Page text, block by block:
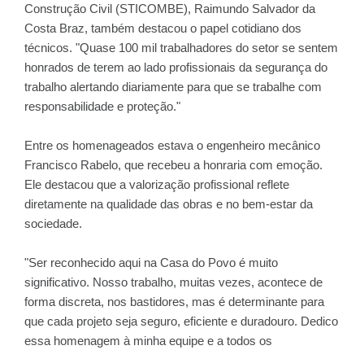
Construção Civil (STICOMBE), Raimundo Salvador da
Costa Braz, também destacou o papel cotidiano dos
técnicos. "Quase 100 mil trabalhadores do setor se sentem
honrados de terem ao lado profissionais da segurança do
trabalho alertando diariamente para que se trabalhe com
responsabilidade e proteção."
Entre os homenageados estava o engenheiro mecânico
Francisco Rabelo, que recebeu a honraria com emoção.
Ele destacou que a valorização profissional reflete
diretamente na qualidade das obras e no bem-estar da
sociedade.
"Ser reconhecido aqui na Casa do Povo é muito
significativo. Nosso trabalho, muitas vezes, acontece de
forma discreta, nos bastidores, mas é determinante para
que cada projeto seja seguro, eficiente e duradouro. Dedico
essa homenagem à minha equipe e a todos os